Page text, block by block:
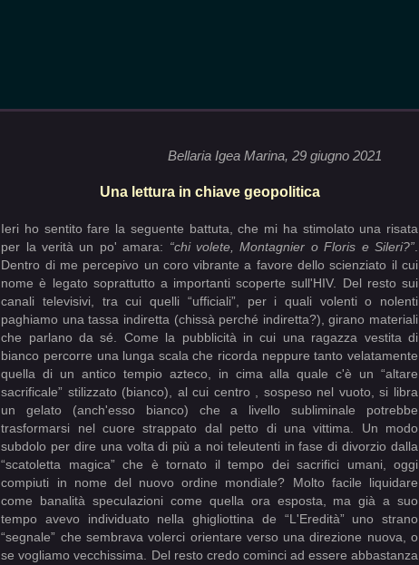
Bellaria Igea Marina, 29 giugno 2021
Una lettura in chiave geopolitica
Ieri ho sentito fare la seguente battuta, che mi ha stimolato una risata
per la verità un po' amara: “chi volete, Montagnier o Floris e Sileri?”
Dentro di me percepivo un coro vibrante a favore dello scienziato il cui
nome è legato soprattutto a importanti scoperte sull'HIV. Del resto sui
canali televisivi, tra cui quelli “ufficiali”, per i quali volenti o nolenti
paghiamo una tassa indiretta (chissà perché indiretta?), girano materiali
che parlano da sé. Come la pubblicità in cui una ragazza vestita di
bianco percorre una lunga scala che ricorda neppure tanto velatamente
quella di un antico tempio azteco, in cima alla quale c'è un “altare
sacrificale” stilizzato (bianco), al cui centro , sospeso nel vuoto, si libra
un gelato (anch'esso bianco) che a livello subliminale potrebbe
trasformarsi nel cuore strappato dal petto di una vittima. Un modo
subdolo per dire una volta di più a noi teleutenti in fase di divorzio dalla
“scatoletta magica” che è tornato il tempo dei sacrifici umani, oggi
compiuti in nome del nuovo ordine mondiale? Molto facile liquidare
come banalità speculazioni come quella ora esposta, ma già a suo
tempo avevo individuato nella ghigliottina de “L'Eredità” uno strano
“segnale” che sembrava volerci orientare verso una direzione nuova, o
se vogliamo vecchissima. Del resto credo cominci ad essere abbastanza